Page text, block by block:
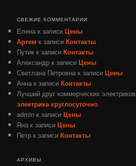
СВЕЖИЕ КОММЕНТАРИИ
Елена к записиЦены
Артем к записиКонтакты
Путик к записиКонтакты
Александр к записиЦены
Светлана Петровна к записиЦены
Анна к записиКонтакты
Лучший друг коммерческих электриков
электрика круглосуточно
admin к записиЦены
Яна к записиЦены
Петр к записиКонтакты
АРХИВЫ